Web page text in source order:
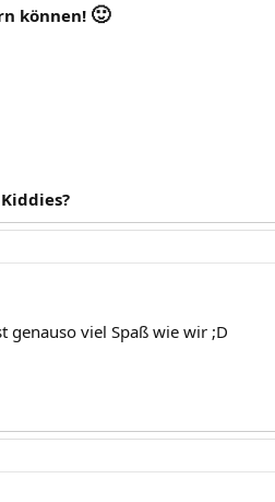
können! 🙂
genauso viel Spaß wie wir ;D